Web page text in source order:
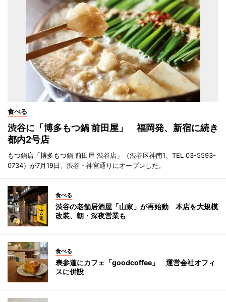
食べる
渋谷に「博多もつ鍋 前田屋」 福岡発、新宿に続き
都内2号店
もつ鍋店「博多もつ鍋 前田屋 渋谷店」（渋谷区神南1、TEL 03-5593-
0734）が7月19日、渋谷・神宮通りにオープンした。
食べる
渋谷の老舗居酒屋「山家」が再始動 本店を大規模
改装、朝・深夜営業も
食べる
表参道にカフェ「goodcoffee」 運営会社オフィ
スに併設